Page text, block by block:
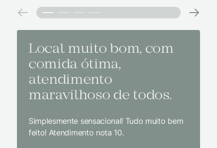
Local muito bom, com
comida ótima,
atendimento
maravilhoso de todos.
Simplesmente sensacional! Tudo muito bem
feito! Atendimento nota 10.